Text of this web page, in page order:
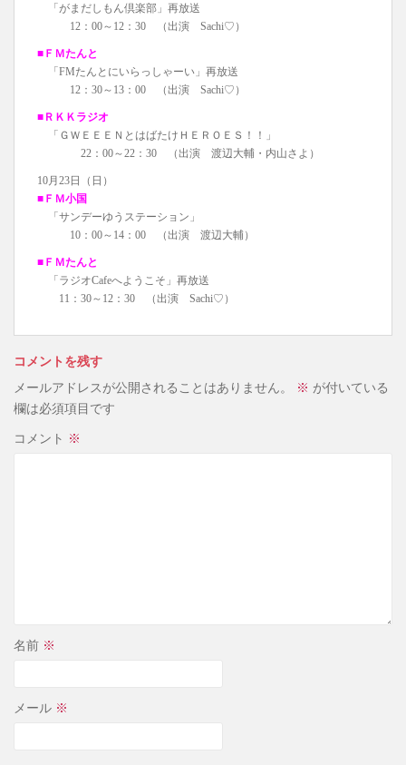
「がまだしもん倶楽部」再放送
12：00～12：30 （出演 Sachi♡）
■ＦＭたんと
「FMたんとにいらっしゃーい」再放送
12：30～13：00 （出演 Sachi♡）
■ＲＫＫラジオ
「ＧＷＥＥＥＮとはばたけＨＥＲＯＥＳ！！」
22：00～22：30 （出演 渡辺大輔・内山さよ）
10月23日（日）
■ＦＭ小国
「サンデーゆうステーション」
10：00～14：00 （出演 渡辺大輔）
■ＦＭたんと
「ラジオCafeへようこそ」再放送
11：30～12：30 （出演 Sachi♡）
コメントを残す
メールアドレスが公開されることはありません。
※ が付いている
欄は必須項目です
コメント ※
名前 ※
メール ※